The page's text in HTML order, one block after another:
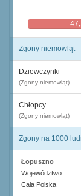
Zgony niemowląt
Dziewczynki
(Zgony niemowląt)
Chłopcy
(Zgony niemowląt)
Zgony na 1000
Łopuszno
Województwo
Cała Polska